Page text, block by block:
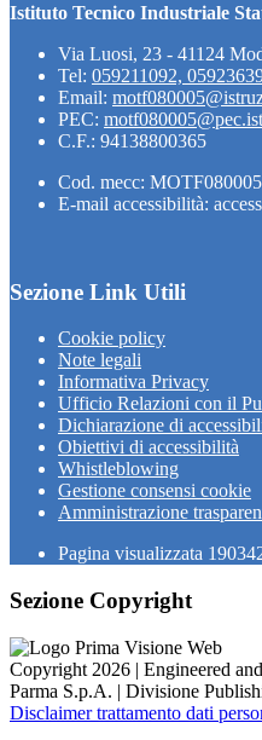
Istituto Tecnico Industriale
Via Luosi, 23 - 41124
Tel: 059211092,
Email:
PEC:
C.F.: 94138800365
Cod. mecc: MOTF080005
E-mail accessibilità:
Sezione Link Utili
Cookie policy
Note legali
Informativa Privacy
Ufficio Relazioni con il
Dichiarazione di
Obiettivi di accessibilità
Whistleblowing
Gestione consensi cookie
Amministrazione
Pagina visualizzata
Sezione Copyright
Copyright 2026 | Engineered
Parma S.p.A. | Divisione
Disclaimer trattamento dati